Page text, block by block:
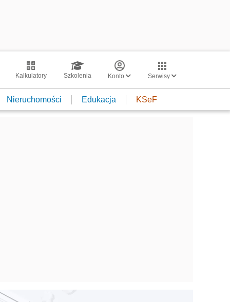
Kalkulatory Szkolenia Konto Serwisy
Nieruchomości Edukacja KSeF